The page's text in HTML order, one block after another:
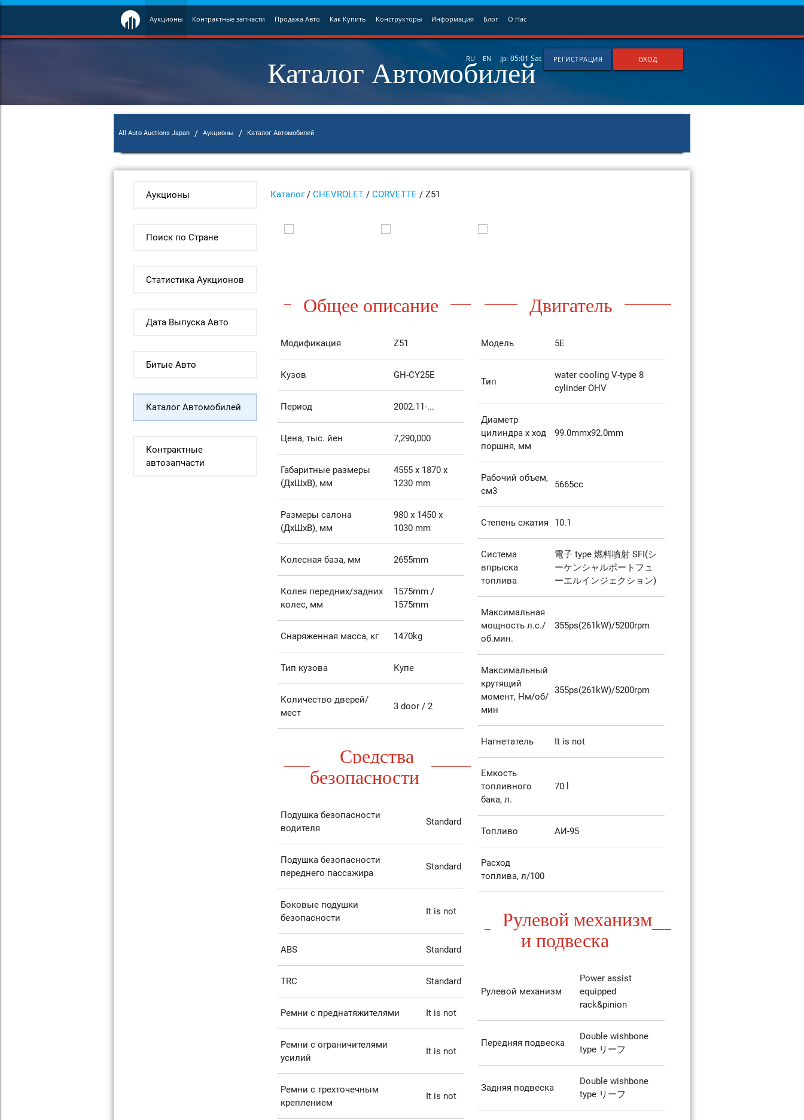
Аукционы Контрактные запчасти Продажа Авто Как Купить Конструкторы Информация Блог О Нас
Jp: 05:01 Sat РЕГИСТРАЦИЯ ВХОД
RU EN
Каталог Автомобилей
All Auto Auctions Japan / Аукционы / Каталог Автомобилей
Аукционы
Поиск по Стране
Статистика Аукционов
Дата Выпуска Авто
Битые Авто
Каталог Автомобилей
Контрактные
автозапчасти
Каталог/CHEVROLET /CORVETTE / Z51
Общее описание
Модификация Z51
Кузов GH-CY25E
Период 2002.11-...
Цена, тыс. йен 7,290,000
Габаритные размеры
(ДхШхВ), мм
4555 x 1870 x
1230 mm
Размеры салона
(ДхШхВ), мм
980 x 1450 x
1030 mm
Колесная база, мм 2655mm
Колея передних/задних
колес, мм
1575mm /
1575mm
Снаряженная масса, кг 1470kg
Тип кузова Купе
Количество дверей/
мест
3 door / 2
Средства
безопасности
Подушка безопасности
водителя
Standard
Подушка безопасности
переднего пассажира
Standard
Боковые подушки
безопасности
It is not
ABS Standard
TRC Standard
Ремни с преднатяжителями It is not
Ремни с ограничителями
усилий
It is not
Ремни с трехточечным
креплением
It is not
Двигатель
Модель 5E
Тип
water cooling V-type 8
cylinder OHV
Диаметр
цилиндра х ход
поршня, мм
99.0mmx92.0mm
Рабочий объем,
см3
5665cc
Степень сжатия 10.1
Система
впрыска
топлива
電子 type 燃料噴射 SFI(シ
ーケンシャルポートフュ
ーエルインジェクション)
Максимальная
мощность л.с./
об.мин.
355ps(261kW)/5200rpm
Максимальный
крутящий
момент, Нм/об/
мин
355ps(261kW)/5200rpm
Нагнетатель It is not
Емкость
топливного
бака, л.
70 l
Топливо AИ-95
Расход
топлива, л/100
Рулевой механизм
и подвеска
Рулевой механизм
Power assist
equipped
rack&pinion
Передняя подвеска
Double wishbone
type リーフ
Задняя подвеска
Double wishbone
type リーフ